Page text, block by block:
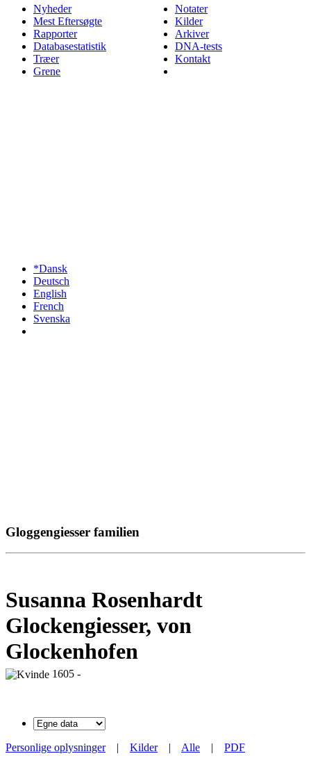
Nyheder
Mest Eftersøgte
Rapporter
Databasestatistik
Træer
Grene
Notater
Kilder
Arkiver
DNA-tests
Kontakt
*Dansk
Deutsch
English
French
Svenska
Gloggengiesser familien
Susanna Rosenhardt
Glockengiesser, von
Glockenhofen
1605 -
Personlige oplysninger| Kilder| Alle | PDF